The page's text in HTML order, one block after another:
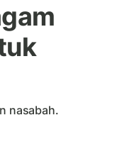
nasabah.